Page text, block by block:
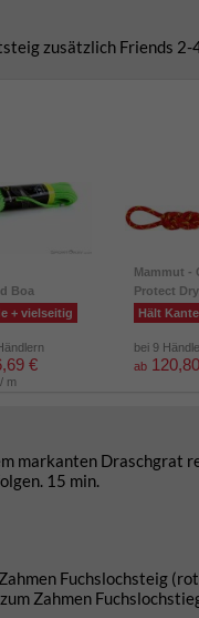
zusätzlich Friends 2-
Boa
+ vielseitig
€
m
Mammut -
Protect
Hält
bei 9
ab
markanten Draschgrat
15 min.
Fuchslochsteig
Zahmen